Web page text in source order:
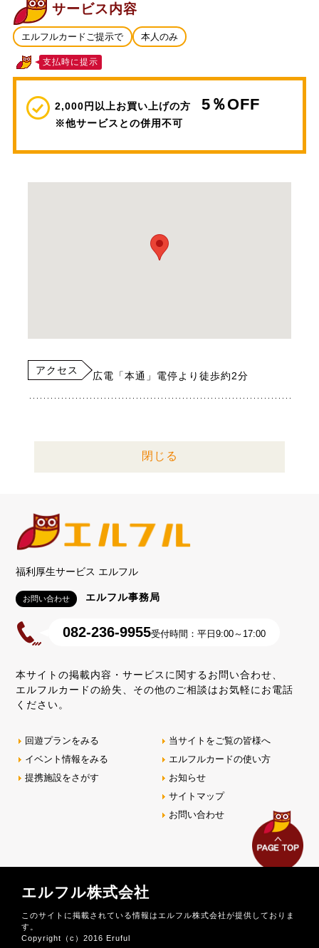
サービス内容
エルフルカードご提示で 本人のみ
支払時に提示
2,000円以上お買い上げの方5％OFF
※他サービスとの併用不可
アクセス 広電「本通」電停より徒歩約2分
閉じる
福利厚生サービス エルフル
お問い合わせ エルフル事務局
082-236-9955受付時間：平日9:00～17:00
本サイトの掲載内容・サービスに関するお問い合わせ、
エルフルカードの紛失、その他のご相談はお気軽にお電話
ください。
回遊プランをみる
イベント情報をみる
提携施設をさがす
当サイトをご覧の皆様へ
エルフルカードの使い方
お知らせ
サイトマップ
お問い合わせ
エルフル株式会社
このサイトに掲載されている情報はエルフル株式会社が提供しておりま
す。
Copyright（c）2016 Eruful